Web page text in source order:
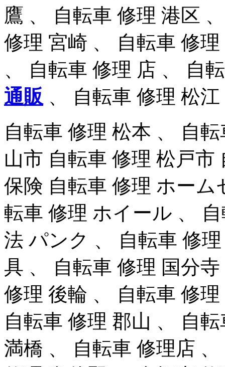
鷹 、 自転車 修理 港区
修理 宮崎 、 自転車 修
、 自転車 修理 店 、 自
通販 、 自転車 修理 松
自転車 修理 松本 、 自
山市 自転車 修理 松戸市
保険 自転車 修理 ホー
転車 修理 ホイール 、
法 パンク 、 自転車 修
具 、 自転車 修理 国分
修理 後輪 、 自転車 修
自転車 修理 郡山 、 自
満橋 、 自転車 修理店